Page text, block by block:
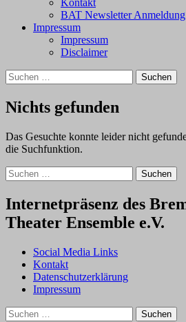
BAT Newsletter Anmeldung
Impressum
Impressum
Disclaimer
Suchen
nach:
Nichts gefunden
Das Gesuchte konnte leider nicht
die Suchfunktion.
Suchen
nach:
Internetpräsenz des
Theater Ensemble e.V.
Social Media Links
Kontakt
Datenschutzerklärung
Impressum
Suchen